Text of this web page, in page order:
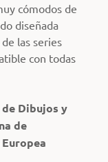
cómodos de
diseñada
las series
con todas
Dibujos y
de